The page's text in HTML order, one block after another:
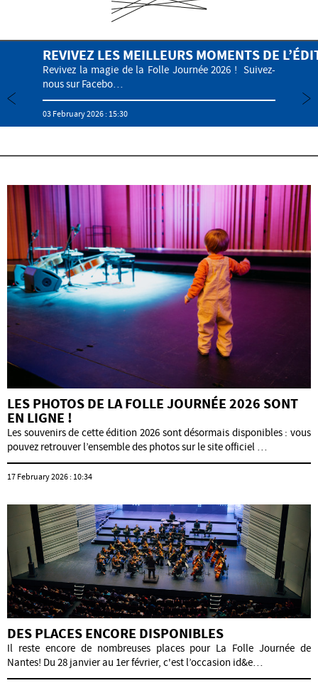
AVEC LA GALERIE PHOTOS
REVIVEZ LES MEILLEURS MOMENTS DE
Revivez la magie de la Folle Journée 2026 ! Suivez-
nous sur Facebo…
03 February 2026 : 15:30
LES PHOTOS DE LA FOLLE JOURNÉE 2026 SONT
EN LIGNE !
Les souvenirs de cette édition 2026 sont désormais disponibles : vous
pouvez retrouver l’ensemble des photos sur le site officiel …
17 February 2026 : 10:34
DES PLACES ENCORE DISPONIBLES
Il reste encore de nombreuses places pour La Folle Journée de
Nantes! Du 28 janvier au 1er février, c'est l’occasion id&e…